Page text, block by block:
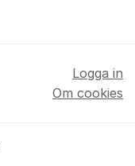
Logga in
Om cookies